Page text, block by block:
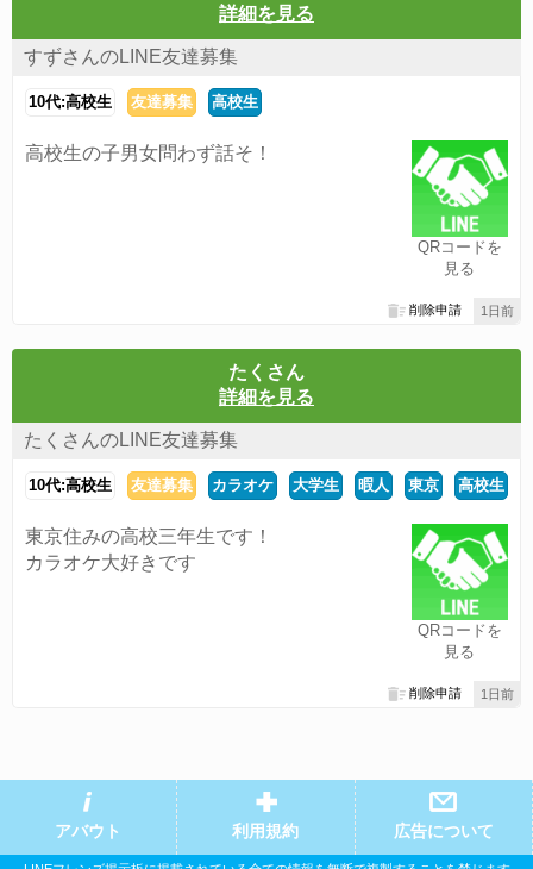
詳細を見る
すずさんのLINE友達募集
10代:高校生 友達募集 高校生
QRコードを
見る
高校生の子男女問わず話そ！
1日前
削除申請
たくさん
詳細を見る
たくさんのLINE友達募集
10代:高校生 友達募集 カラオケ 大学生 暇人 東京 高校生
QRコードを
見る
東京住みの高校三年生です！
カラオケ大好きです
1日前
削除申請
アバウト 利用規約 広告について